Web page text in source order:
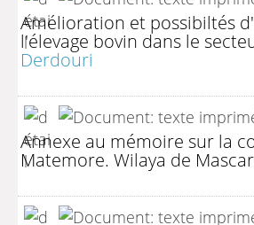
Amélioration et possibiltés
l'élevage bovin dans le
Derdouri
Annexe au mémoire sur la
Matemore. Wilaya de